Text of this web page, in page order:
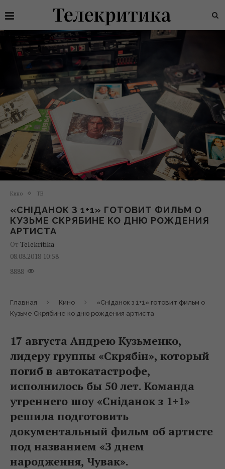
Кино ТВ
«СНІДАНОК З 1+1» ГОТОВИТ ФИЛЬМ О
КУЗЬМЕ СКРЯБИНЕ КО ДНЮ РОЖДЕНИЯ
АРТИСТА
От Telekritika
08.08.2018 10:58
8888
Главная Кино
«Сніданок з 1+1» готовит фильм о
Кузьме Скрябине ко дню рождения артиста
17 августа Андрею Кузьменко,
лидеру группы «Скрябін», который
погиб в автокатастрофе,
исполнилось бы 50 лет. Команда
утреннего шоу «Сніданок з 1+1»
решила подготовить
документальный фильм об артисте
под названием «З днем
народження, Чувак».